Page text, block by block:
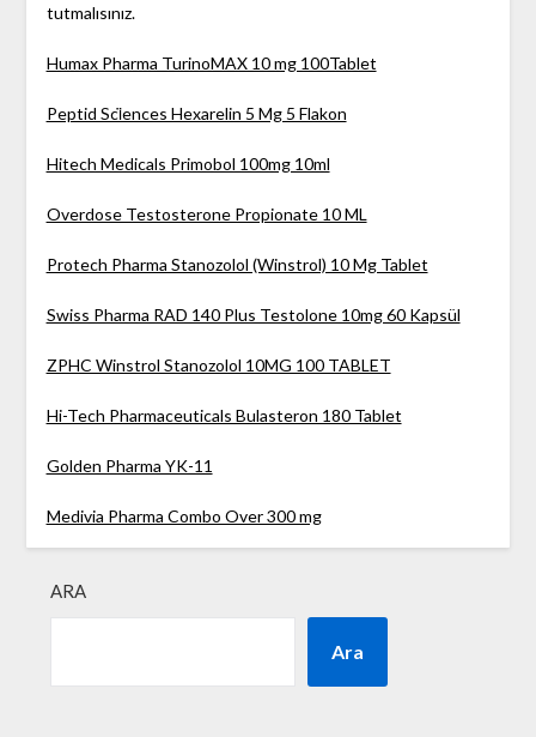
tutmalısınız.
Humax Pharma TurinoMAX 10 mg 100Tablet
Peptid Sci̇ences Hexarelin 5 Mg 5 Flakon
Hitech Medicals Primobol 100mg 10ml
Overdose Testosterone Propionate 10 ML
Protech Pharma Stanozolol (Winstrol) 10 Mg Tablet
Swiss Pharma RAD 140 Plus Testolone 10mg 60 Kapsül
ZPHC Winstrol Stanozolol 10MG 100 TABLET
Hi-Tech Pharmaceuticals Bulasteron 180 Tablet
Golden Pharma YK-11
Medivia Pharma Combo Over 300 mg
ARA
Ara